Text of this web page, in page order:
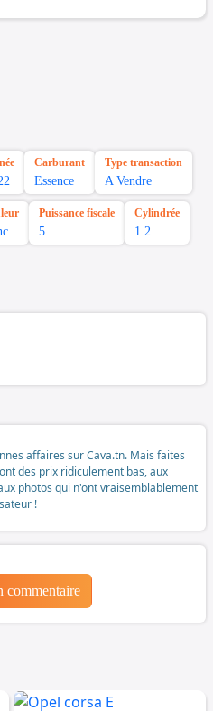
Carburant
Essence
Type transaction
A Vendre
Puissance fiscale
5
Cylindrée
1.2
affaires sur Cava.tn. Mais faites
des prix ridiculement bas, aux
photos qui n'ont vraisemblablement
!
commentaire